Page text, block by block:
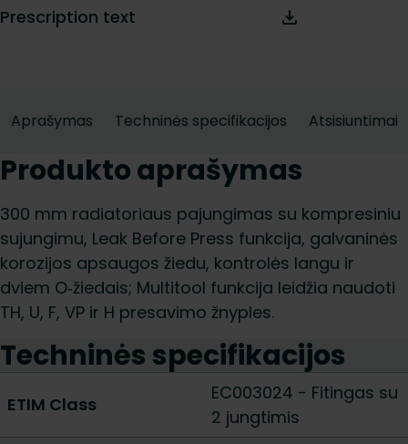
Prescription text
Aprašymas Techninės specifikacijos Atsisiuntimai
Produkto aprašymas
300 mm radiatoriaus pajungimas su kompresiniu
sujungimu, Leak Before Press funkcija, galvaninės
korozijos apsaugos žiedu, kontrolės langu ir
dviem O‑žiedais; Multitool funkcija leidžia naudoti
TH, U, F, VP ir H presavimo žnyples.
Techninės specifikacijos
ETIM Class
EC003024 - Fitingas su
2 jungtimis